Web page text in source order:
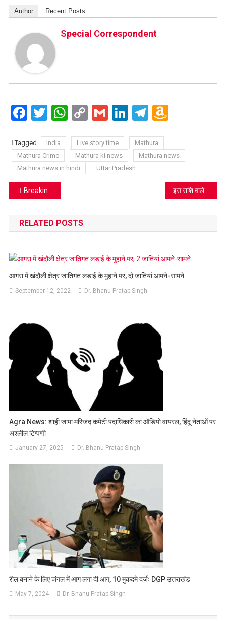
Author Recent Posts
Special Correspondent
Facebook
TwitterWhatsApp
CopyGmailLinkedIn
Telegram
List
Tagged India Live story time
Mathura
Mathura Crime
Mathura ki news
Mathura news
Mathura news in hindi
Uttar Pradesh
Post
navigation
Breaking 17 मार्च से बंद ताजमहल, किला, फतेहपुर सीकरी स्मारक छह जुलाई से खुलेंगे इस राशि वाले लोगों के हाथ आएंगे लाभ के अवसर
RELATED POSTS
आगरा में खंदौली क्षेत्र जातिगत लड़ाई के मुहाने पर, दो जातियां आमने-सामने
September 12, 2022 Dr. Bhanu Pratap Singh
Agra News: शाही जामा मस्जिद कमेटी पदाधिकारी का ऑडियो वायरल, हिंदू नेताओं पर
अश्लील टिप्पणी
January 27, 2025 Dr. Bhanu Pratap Singh
रील बनाने के लिए जंगल में आग लगा दी आग, 10 मुकदमे दर्जः DGP उत्तराखंड
May 7, 2024 Dr. Bhanu Pratap Singh